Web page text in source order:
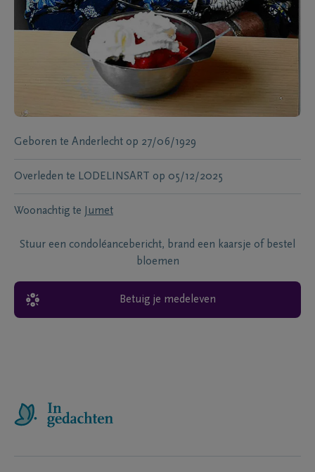
Geboren te Anderlecht op 27/06/1929
Overleden te LODELINSART op 05/12/2025
Woonachtig te Jumet
Stuur een condoléancebericht, brand een kaarsje of bestel
bloemen
Betuig je medeleven